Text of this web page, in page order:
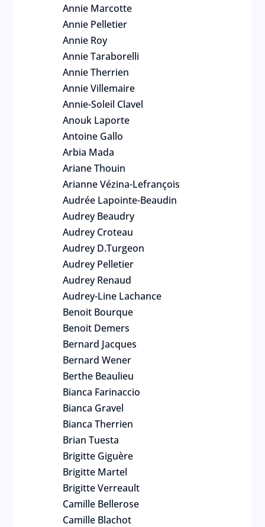
Annie Marcotte
Annie Pelletier
Annie Roy
Annie Taraborelli
Annie Therrien
Annie Villemaire
Annie-Soleil Clavel
Anouk Laporte
Antoine Gallo
Arbia Mada
Ariane Thouin
Arianne Vézina-Lefrançois
Audrée Lapointe-Beaudin
Audrey Beaudry
Audrey Croteau
Audrey D.Turgeon
Audrey Pelletier
Audrey Renaud
Audrey-Line Lachance
Benoit Bourque
Benoit Demers
Bernard Jacques
Bernard Wener
Berthe Beaulieu
Bianca Farinaccio
Bianca Gravel
Bianca Therrien
Brian Tuesta
Brigitte Giguère
Brigitte Martel
Brigitte Verreault
Camille Bellerose
Camille Blachot